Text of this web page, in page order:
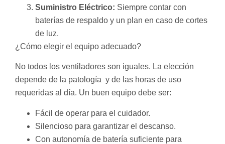
Suministro Eléctrico: Siempre contar con
baterías de respaldo y un plan en caso de cortes
de luz.
¿Cómo elegir el equipo adecuado?
No todos los ventiladores son iguales. La elección
depende de la patología y de las horas de uso
requeridas al día. Un buen equipo debe ser:
Fácil de operar para el cuidador.
Silencioso para garantizar el descanso.
Con autonomía de batería suficiente para